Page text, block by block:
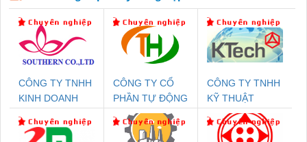
CÔNG TY TNHH
KINH DOANH
PHƯƠNG NAM
CÔNG TY CỔ
PHẦN TỰ ĐỘNG
TIẾN HƯNG
CÔNG TY TNHH
KỸ THUẬT
KTECH VIỆT
NAM